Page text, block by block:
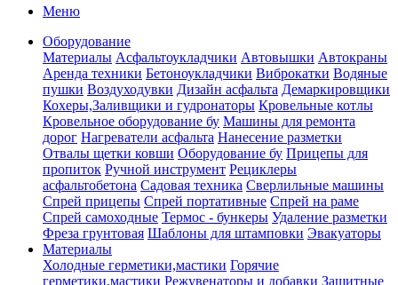
Меню
Оборудование
Материалы Асфальтоукладчики Автовышки Автокраны
Аренда техники Бетоноукладчики Виброкатки Водяные
пушки Воздуходувки Дизайн асфальта Демаркировщики
Кохеры,Заливщики и гудронаторы Кровельные котлы
Кровельное оборудование бу Машины для ремонта
дорог Нагреватели асфальта Нанесение разметки
Отвалы щетки ковши Оборудование бу Прицепы для
пропиток Ручной инструмент Рециклеры
асфальтобетона Садовая техника Сверлильные машины
Спрей прицепы Спрей портативные Спрей на раме
Спрей самоходные Термос - бункеры Удаление разметки
Фреза грунтовая Шаблоны для штамповки Эвакуаторы
Материалы
Холодные герметики,мастики Горячие
герметики,мастики Режувенаторы и добавки Защитные